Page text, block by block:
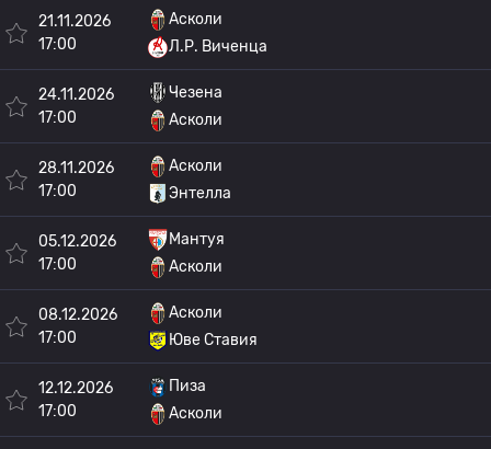
21.11.2026
17:00
Асколи
Л.Р. Виченца
24.11.2026
17:00
Чезена
Асколи
28.11.2026
17:00
Асколи
Энтелла
05.12.2026
17:00
Мантуя
Асколи
08.12.2026
17:00
Асколи
Юве Ставия
12.12.2026
17:00
Пиза
Асколи